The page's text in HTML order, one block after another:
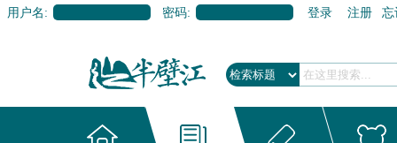
用户名: 密码: 登录 注册 忘